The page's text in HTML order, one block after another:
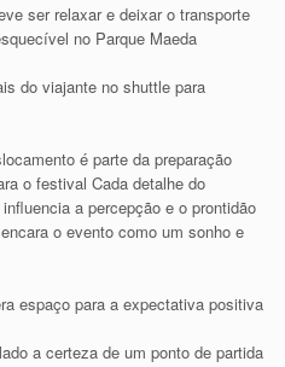
ser relaxar e deixar o transporte
no Parque Maeda
do viajante no shuttle para
é parte da preparação
o festival Cada detalhe do
a percepção e o prontidão
o evento como um sonho e
espaço para a expectativa positiva
a certeza de um ponto de partida